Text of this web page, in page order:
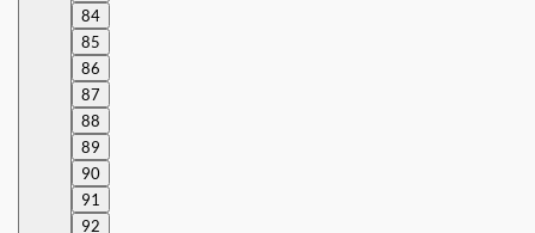
84
85
86
87
88
89
90
91
92